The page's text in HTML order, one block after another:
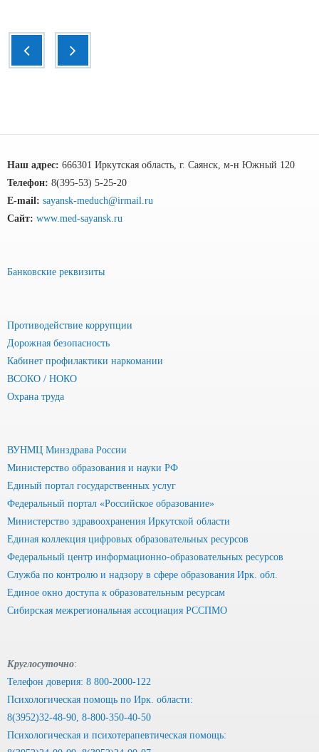
Наш адрес: 666301 Иркутская область, г. Саянск, м-н Южный 120
Телефон: 8(395-53) 5-25-20
E-mail: sayansk-meduch@irmail.ru
Сайт: www.med-sayansk.ru
Банковские реквизиты
Противодействие коррупции
Дорожная безопасность
Кабинет профилактики наркомании
ВСОКО / НОКО
Охрана труда
ВУНМЦ Минздрава России
Министерство образования и науки РФ
Единый портал государственных услуг
Федеральный портал «Российское образование»
Министерство здравоохранения Иркутской области
Единая коллекция цифровых образовательных ресурсов
Федеральный центр информационно-образовательных ресурсов
Служба по контролю и надзору в сфере образования Ирк. обл.
Единое окно доступа к образовательным ресурсам
Сибирская межрегиональная ассоциация РССПМО
Круглосуточно:
Телефон доверия: 8 800-2000-122
Психологическая помощь по Ирк. области:
8(3952)32-48-90, 8-800-350-40-50
Психологическая и психотерапевтическая помощь: